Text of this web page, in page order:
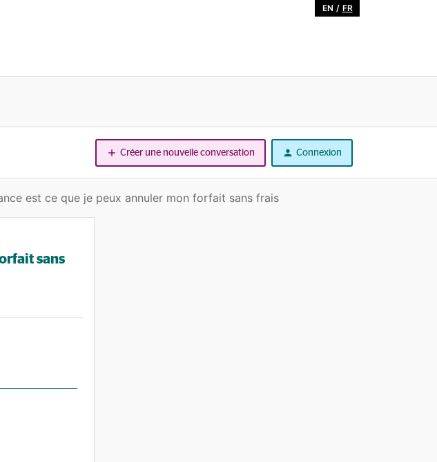
EN / FR
Créer une nouvelle conversation Connexion
est ce que je peux annuler mon forfait sans frais
sans